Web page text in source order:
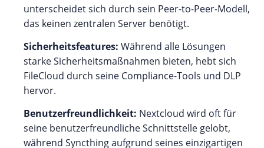
unterscheidet sich durch sein Peer-to-Peer-Modell,
das keinen zentralen Server benötigt.
Sicherheitsfeatures: Während alle Lösungen
starke Sicherheitsmaßnahmen bieten, hebt sich
FileCloud durch seine Compliance-Tools und DLP
hervor.
Benutzerfreundlichkeit: Nextcloud wird oft für
seine benutzerfreundliche Schnittstelle gelobt,
während Syncthing aufgrund seines einzigartigen